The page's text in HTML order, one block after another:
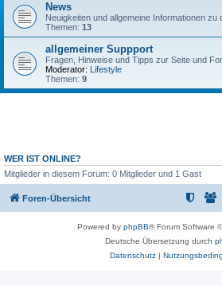
News
Neuigkeiten und allgemeine Informationen zu
Themen: 13
allgemeiner Suppport
Fragen, Hinweise und Tipps zur Seite und
Moderator: Lifestyle
Themen: 9
WER IST ONLINE?
Mitglieder in diesem Forum: 0 Mitglieder und 1 Gast
Foren-Übersicht
Powered by phpBB® Forum Software
Deutsche Übersetzung durch
Datenschutz|